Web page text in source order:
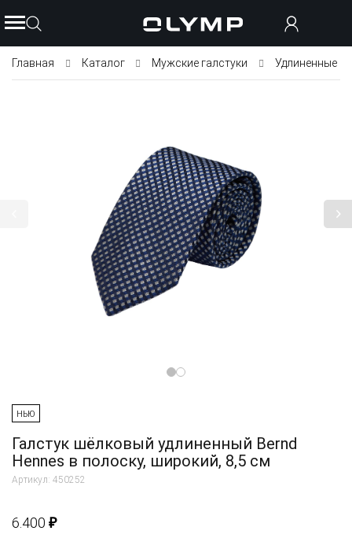
Главная Каталог Мужские галстуки Удлиненные
НЬЮ
Галстук шёлковый удлиненный Bernd
Hennes в полоску, широкий, 8,5 см
Артикул: 450252
6.400 ₽